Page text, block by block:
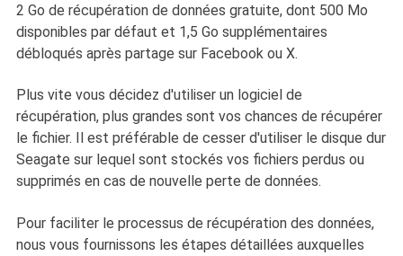
2 Go de récupération de données gratuite, dont 500 Mo
disponibles par défaut et 1,5 Go supplémentaires
débloqués après partage sur Facebook ou X.
Plus vite vous décidez d'utiliser un logiciel de
récupération, plus grandes sont vos chances de récupérer
le fichier. Il est préférable de cesser d'utiliser le disque dur
Seagate sur lequel sont stockés vos fichiers perdus ou
supprimés en cas de nouvelle perte de données.
Pour faciliter le processus de récupération des données,
nous vous fournissons les étapes détaillées auxquelles